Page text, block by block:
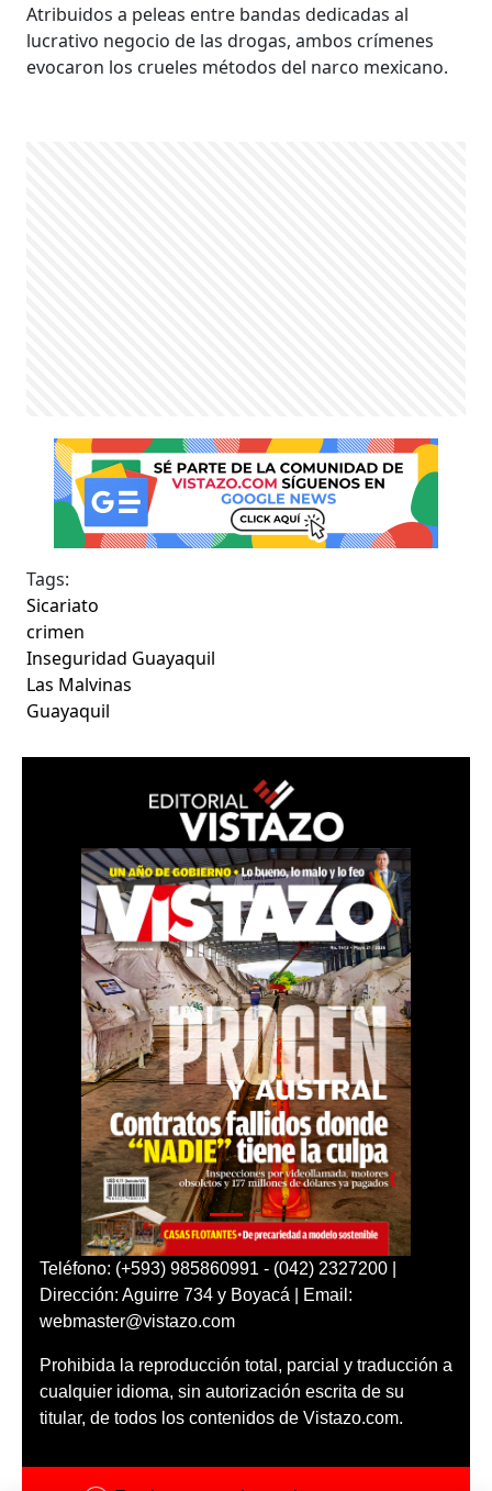
Atribuidos a peleas entre bandas dedicadas al
lucrativo negocio de las drogas, ambos crímenes
evocaron los crueles métodos del narco mexicano.
Tags:
Sicariato
crimen
Inseguridad Guayaquil
Las Malvinas
Guayaquil
Teléfono: (+593) 985860991 - (042) 2327200 |
Dirección: Aguirre 734 y Boyacá | Email:
webmaster@vistazo.com
Prohibida la reproducción total, parcial y traducción a
cualquier idioma, sin autorización escrita de su
titular, de todos los contenidos de Vistazo.com.